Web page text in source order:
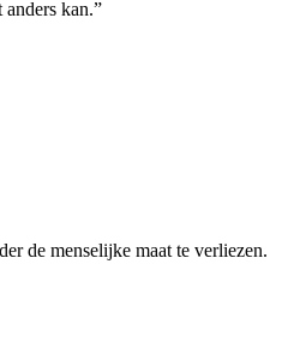
kan.”
de menselijke maat te verliezen.